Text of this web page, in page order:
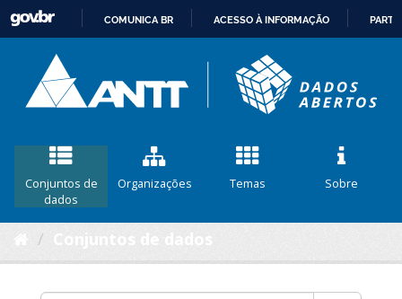
CONTEÚDO
COMUNICA BR ACESSO À INFORMAÇÃO
Conjuntos de
dados
Organizações Temas Sobre